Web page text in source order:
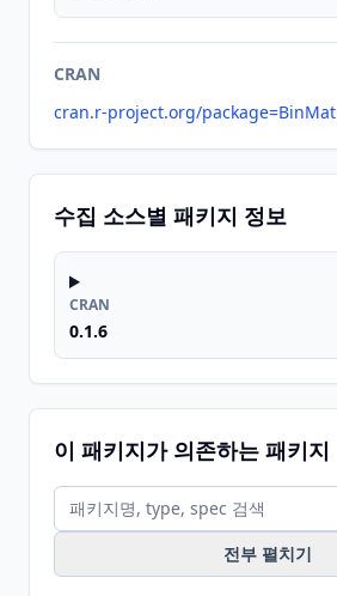
CRAN
cran.r-project.org/package=BinMat
수집 소스별 패키지 정보
CRAN
0.1.6
이 패키지가 의존하는 패키지
전부 펼치기